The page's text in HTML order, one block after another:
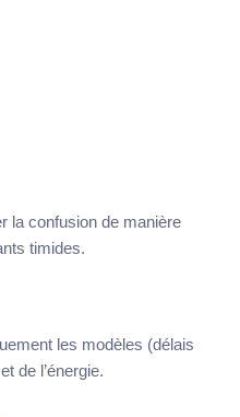
la confusion de manière
timides.
les modèles (délais
de l’énergie.